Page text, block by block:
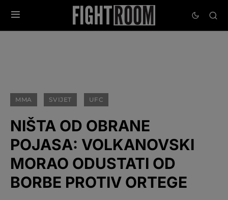
MMA SVIJET UFC
NIŠTA OD OBRANE
POJASA: VOLKANOVSKI
MORAO ODUSTATI OD
BORBE PROTIV ORTEGE